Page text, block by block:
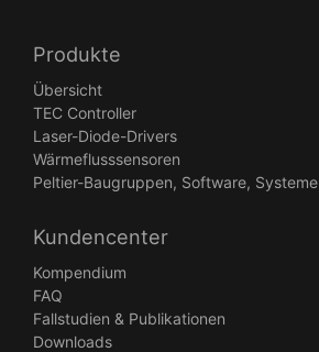
Produkte
Übersicht
TEC Controller
Laser-Diode-Drivers
Wärmeflusssensoren
Peltier-Baugruppen, Software, Systeme
Kundencenter
Kompendium
FAQ
Fallstudien & Publikationen
Downloads